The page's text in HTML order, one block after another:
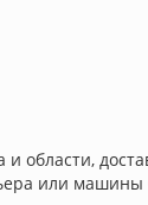
области,
или машины